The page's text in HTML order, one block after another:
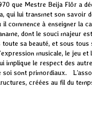
que Mestre Beija Flôr a
qui lui transmet son savoir
commence à enseigner la
dont le souci majeur
toute sa beauté, et sous
musicale, le jeu et
implique le respect des
soi sont primordiaux.
créées au fil du